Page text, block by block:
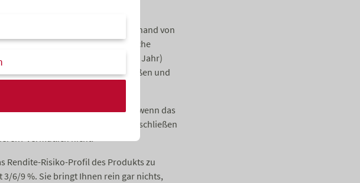
zum Einsatz. Anhand von
lässt sich die voraussichtliche
(zum Beispiel 2 % pro Jahr)
eine Beitragsdynamik einschließen und
und gut, aber auch nur dann, wenn das
Sparbuch einen Sparplan abzuschließen
Vermutlich nicht!
Rendite-Risiko-Profil des Produkts zu
6/9 %. Sie bringt Ihnen rein gar nichts,